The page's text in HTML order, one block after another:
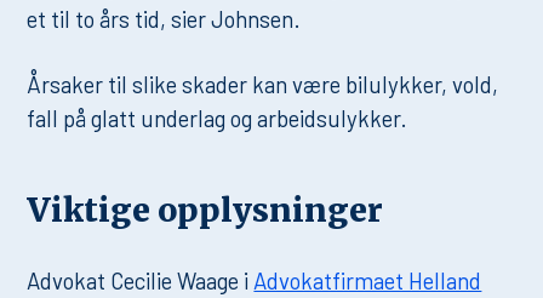
et til to års tid, sier Johnsen.
Årsaker til slike skader kan være bilulykker, vold,
fall på glatt underlag og arbeidsulykker.
Viktige opplysninger
Advokat Cecilie Waage i Advokatfirmaet Helland